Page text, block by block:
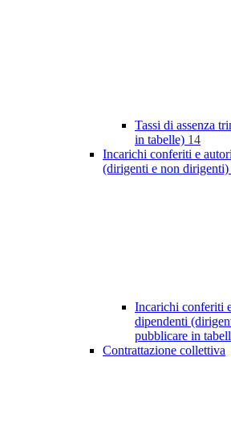
Tassi di assenza
in tabelle) 14
Incarichi conferiti e
(dirigenti e non dirigenti)
Incarichi conferiti
dipendenti
pubblicare in
Contrattazione collettiva